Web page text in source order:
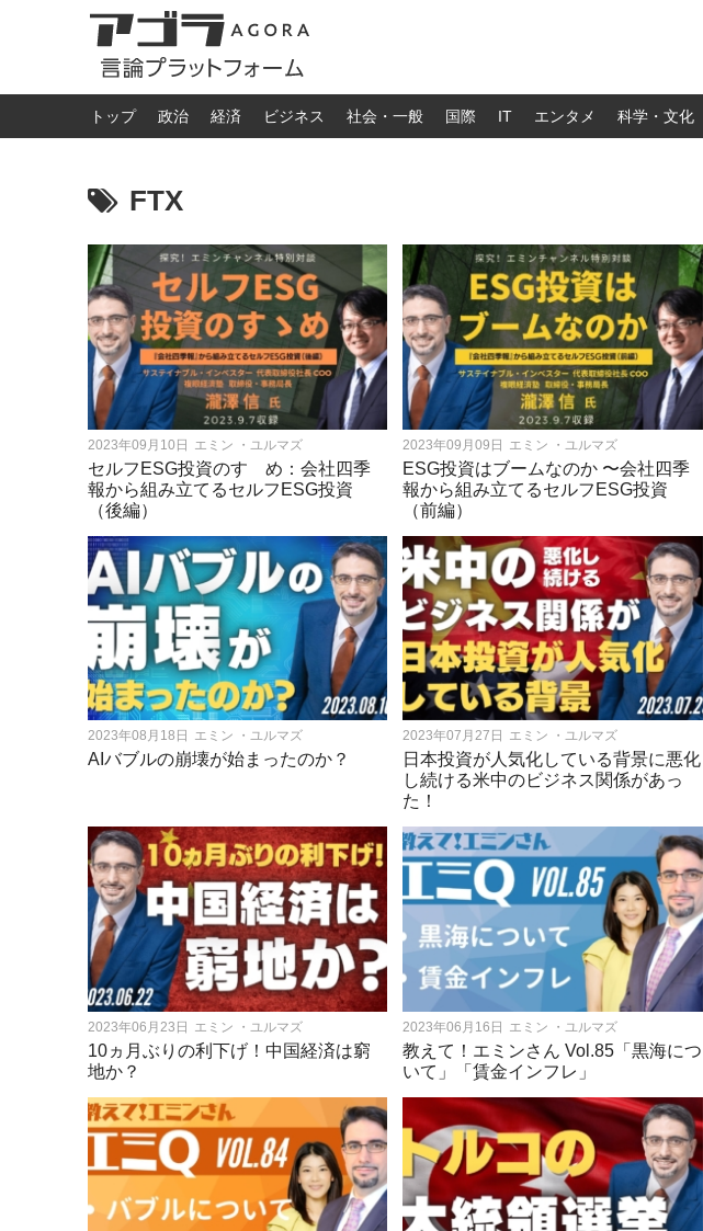
トップ 政治 経済 ビジネス 社会・一般 国際 IT エンタメ 科学・文化
FTX
2023年09月10日 エミン ・ユルマズ
セルフESG投資のすゝめ：会社四季
報から組み立てるセルフESG投資
（後編）
2023年09月09日 エミン ・ユルマズ
ESG投資はブームなのか 〜会社四季
報から組み立てるセルフESG投資
（前編）
2023年08月18日 エミン ・ユルマズ
AIバブルの崩壊が始まったのか？
2023年07月27日 エミン ・ユルマズ
日本投資が人気化している背景に悪化
し続ける米中のビジネス関係があっ
た！
2023年06月23日 エミン ・ユルマズ
10ヵ月ぶりの利下げ！中国経済は窮
地か？
2023年06月16日 エミン ・ユルマズ
教えて！エミンさん Vol.85「黒海につ
いて」「賃金インフレ」